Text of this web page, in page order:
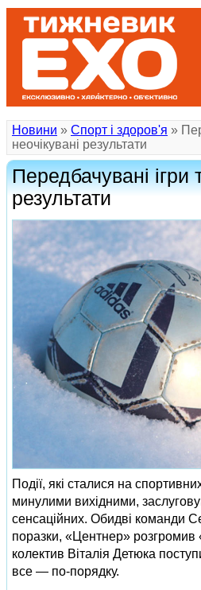
Новини » Спорт і здоров'я »
неочікувані результати
Передбачувані ігри
результати
Події, які сталися на
минулими вихідними,
сенсаційних. Обидві команди
поразки, «Центнер»
колектив Віталія Детюка
все — по-порядку.